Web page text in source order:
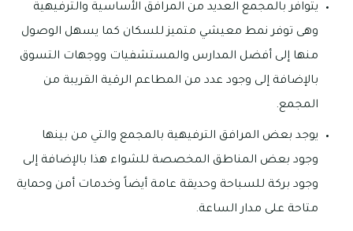
يتوافر بالمجمع العديد من المرافق الأساسية والترفيهية
وهى توفر نمط معيشي متميز للسكان كما يسهل الوصول
منها إلى أفضل المدارس والمستشفيات ووجهات التسوق
بالإضافة إلى وجود عدد من المطاعم الرقية القريبة من
المجمع.
يوجد بعض المرافق الترفيهية بالمجمع والتي من بينها
وجود بعض المناطق المخصصة للشواء هذا بالإضافة إلى
وجود بركة للسباحة وحديقة عامة أيضاً وخدمات أمن وحماية
متاحة على مدار الساعة.